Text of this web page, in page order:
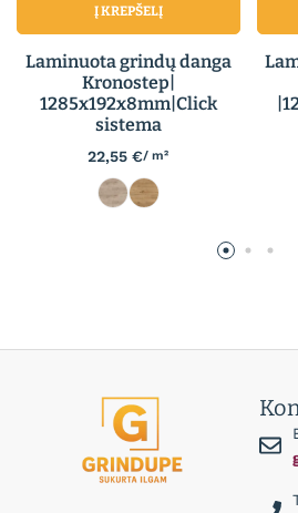
Į KREPŠELĮ
Laminuota grindų danga
Kronostep|
1285x192x8mm|Click
sistema
22,55€/ m²